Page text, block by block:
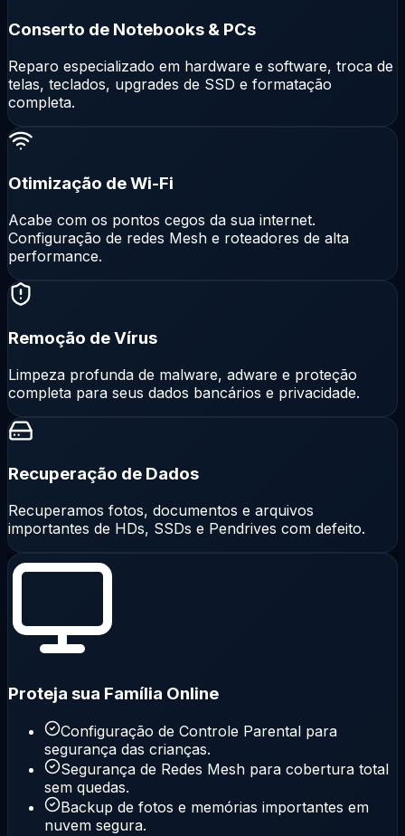
Conserto de Notebooks & PCs
Reparo especializado em hardware e software, troca de
telas, teclados, upgrades de SSD e formatação
completa.
Otimização de Wi-Fi
Acabe com os pontos cegos da sua internet.
Configuração de redes Mesh e roteadores de alta
performance.
Remoção de Vírus
Limpeza profunda de malware, adware e proteção
completa para seus dados bancários e privacidade.
Recuperação de Dados
Recuperamos fotos, documentos e arquivos
importantes de HDs, SSDs e Pendrives com defeito.
Proteja sua Família Online
Configuração de Controle Parental para
segurança das crianças.
Segurança de Redes Mesh para cobertura total
sem quedas.
Backup de fotos e memórias importantes em
nuvem segura.